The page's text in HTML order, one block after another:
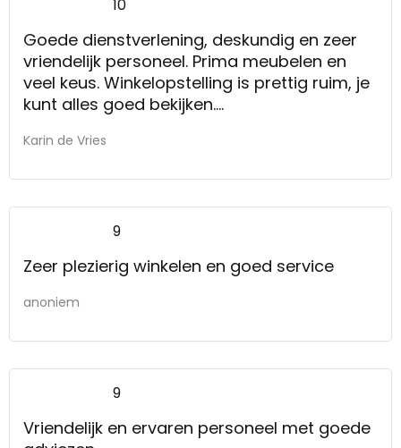
10
Goede dienstverlening, deskundig en zeer
vriendelijk personeel. Prima meubelen en
veel keus. Winkelopstelling is prettig ruim, je
kunt alles goed bekijken.
aflevering waarbij alles werd opgeruimd en
personeel [winkel, bezorgers/monteurs].
Heel tevreden!
Karin de Vries
9
Zeer plezierig winkelen en goed service
anoniem
9
Vriendelijk en ervaren personeel met goede